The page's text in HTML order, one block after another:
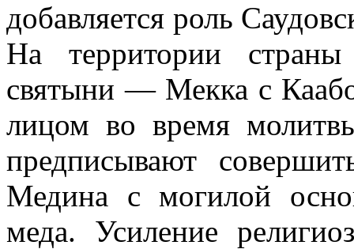
добавляет­ся роль
На территории
святыни — Мекка с
лицом во время
предписывают
Медина с могилой
меда. Усиление